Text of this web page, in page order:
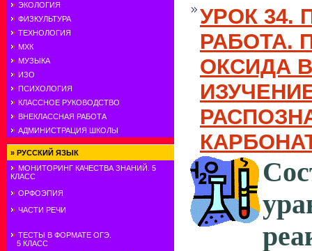
ЭКОЛОГИЯ
ФИЗКУЛЬТУРА
ТЕХНОЛОГИЯ
МХК
МУЗЫКА
ИЗО
ПСИХОЛОГИЯ
КЛАССНОЕ РУКОВОДСТВО
ВНЕКЛАССНАЯ РАБОТА
АДМИНИСТРАЦИЯ ШКОЛЫ
» РУССКИЙ ЯЗЫК
МОНИТОРИНГ КАЧЕСТВА ЗНАНИЙ. 5
КЛАСС
ОРФОЭПИЯ
ЧАСТИ РЕЧИ
ТЕСТЫ В ФОРМАТЕ ОГЭ.
5 КЛАСС
УРОК 34.
РАБОТА.
ОКСИДА